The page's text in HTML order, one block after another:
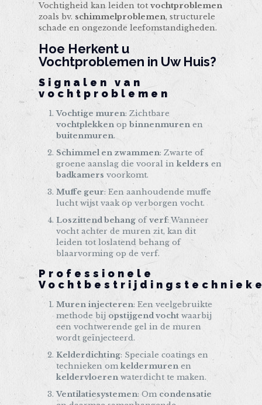
Vochtigheid kan leiden totvochtproblemen
zoals bv. schimmelproblemen, structurele
schade en ongezonde leefomstandigheden.
Hoe Herkent u
Vochtproblemen in Uw Huis?
Signalen van
vochtproblemen
Vochtige muren: Zichtbare
vochtplekken opbinnenmuren en
buitenmuren.
Schimmel en zwammen: Zwarte of
groene aanslag die vooral inkelders en
badkamers voorkomt.
Muffe geur: Een aanhoudende muffe
lucht wijst vaak op verborgen vocht.
Loszittend behang ofverf: Wanneer
vocht achter de muren zit, kan dit
leiden tot loslatend behang of
blaarvorming op de verf.
Professionele
Muren injecteren: Een veelgebruikte
methode bij opstijgend vocht waarbij
een vochtwerende gel in de muren
wordt geïnjecteerd.
Kelderdichting: Speciale coatings en
technieken omkeldermuren en
keldervloeren waterdicht te maken.
Ventilatiesystemen: Om condensatie